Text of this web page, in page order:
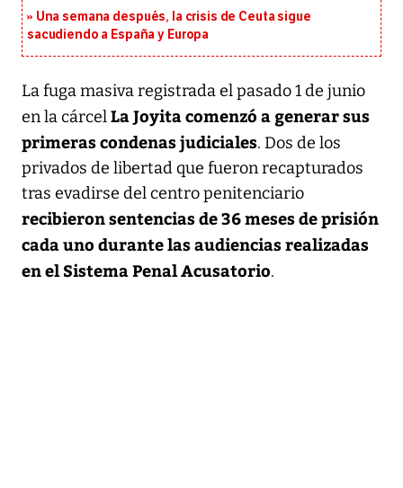
Una semana después, la crisis de Ceuta sigue
sacudiendo a España y Europa
La fuga masiva registrada el pasado 1 de junio
en la cárcelLa Joyitacomenzó a generar sus
primeras condenas judiciales. Dos de los
privados de libertad que fueron recapturados
tras evadirse del centro penitenciario
recibieron sentencias de 36 meses de prisión
cada uno durante las audiencias realizadas
en el Sistema Penal Acusatorio.